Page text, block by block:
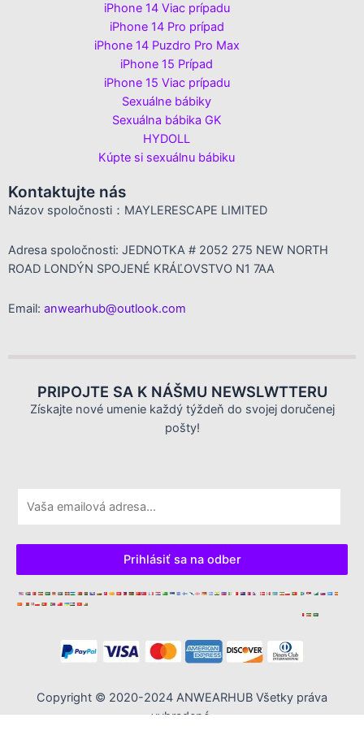
iPhone 14 Viac prípadu
iPhone 14 Pro prípad
iPhone 14 Puzdro Pro Max
iPhone 15 Prípad
iPhone 15 Viac prípadu
Sexuálne bábiky
Sexuálna bábika GK
HYDOLL
Kúpte si sexuálnu bábiku
Kontaktujte nás
Názov spoločnosti：MAYLERESCAPE LIMITED
Adresa spoločnosti: JEDNOTKA # 2052 275 NEW NORTH
ROAD LONDÝN SPOJENÉ KRÁĽOVSTVO N1 7AA
Email: anwearhub@outlook.com
PRIPOJTE SA K NÁŠMU NEWSLWTTERU
Získajte nové umenie každý týždeň do svojej doručenej
pošty!
l
*
Prihlásiť sa na odber
Copyright © 2020-2024 ANWEARHUB Všetky práva
vyhradené.